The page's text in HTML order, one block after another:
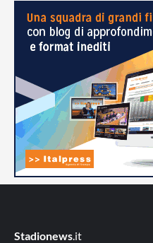
Stadionews.it